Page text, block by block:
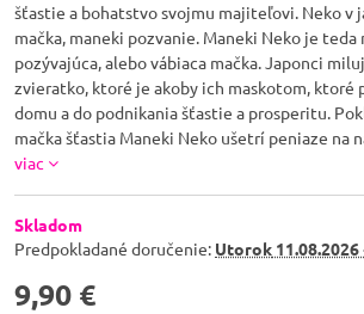
šťastie a bohatstvo svojmu majiteľovi. Neko v
mačka, maneki pozvanie. Maneki Neko je teda
pozývajúca, alebo vábiaca mačka. Japonci
zvieratko, ktoré je akoby ich maskotom, ktoré
domu a do podnikania šťastie a prosperitu.
mačka šťastia Maneki Neko ušetrí peniaze na
viac
Skladom
Predpokladané doručenie: Utorok 11.08.2026
9,90 €